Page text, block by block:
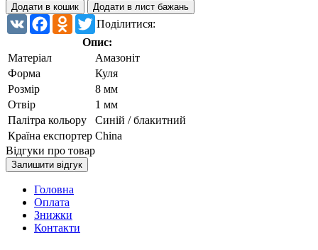
Додати в кошик Додати в лист бажань
Поділитися:
VK FacebookOdnoklassniki
Twitter
Опис:
Матеріал
Амазоніт
Форма
Куля
Розмір
8 мм
Отвір
1 мм
Палітра кольору
Синій / блакитний
Країна експортер China
Відгуки про товар
Залишити відгук
Головна
Оплата
Знижки
Контакти